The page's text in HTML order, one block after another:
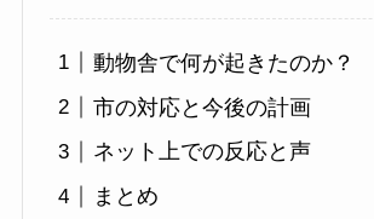
動物舎で何が起きたのか？
市の対応と今後の計画
ネット上での反応と声
まとめ